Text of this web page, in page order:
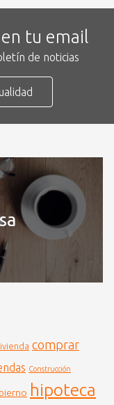
tu email
de noticias
comprar
Construcción
hipoteca